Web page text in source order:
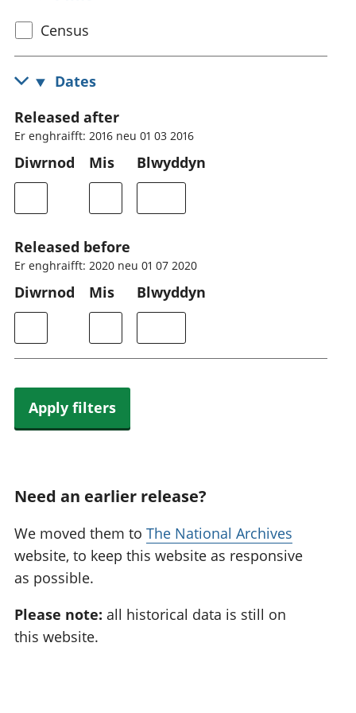
Select
census
topic
Census
Dates
Released after
Er enghraifft: 2016 neu 01 03 2016
Diwrnod Mis Blwyddyn
Released before
Er enghraifft: 2020 neu 01 07 2020
Diwrnod Mis Blwyddyn
Apply filters
Need an earlier release?
We moved them to The National Archives
website, to keep this website as responsive
as possible.
Please note: all historical data is still on
this website.